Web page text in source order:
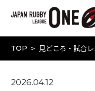
TOP 見どころ・試合
2026.04.12